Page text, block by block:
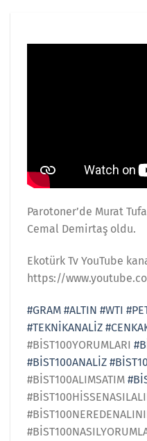
Parotoner’de Murat
Cemal Demirtaş oldu.
Ekotürk Tv YouTube
https://
#GRAM #ALTIN #WTI
#TEKNİKANALİZ
#BİST100YORUMLARI
#BİST100ANALİZ
#BİST100ALIMSATIM